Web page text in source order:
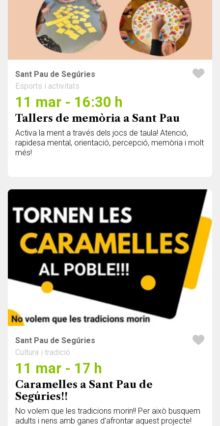
Sant Pau de Segúries
Esports i activitats
11 mar - 16:30 h
Tallers de memòria a Sant Pau
Activa la ment a través dels jocs de taula! Atenció,
rapidesa mental, orientació, percepció, memòria i molt
més!
Sant Pau de Segúries
Cultura i tradició
11 mar - 17 h
Caramelles a Sant Pau de
Segúries!!
No volem que les tradicions morin!! Per això busquem
adults i nens amb ganes d'afrontar aquest projecte!